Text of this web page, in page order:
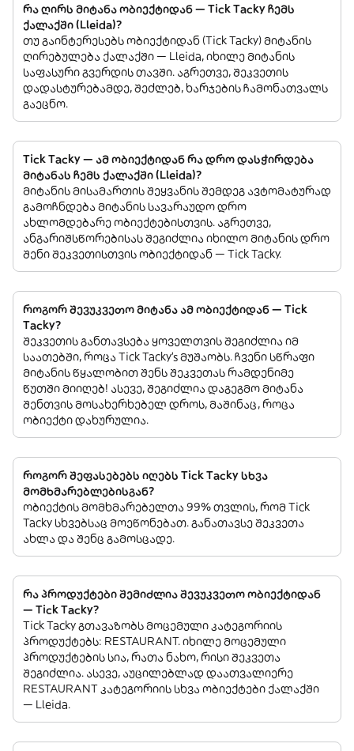
რა ღირს მიტანა ობიექტიდან — Tick Tacky ჩემს
ქალაქში (Lleida)?
თუ გაინტერესებს ობიექტიდან (Tick Tacky) მიტანის
ღირებულება ქალაქში — Lleida, იხილე მიტანის
საფასური გვერდის თავში. აგრეთვე, შეკვეთის
დადასტურებამდე, შეძლებ, ხარჯების ჩამონათვალს
გაეცნო.
Tick Tacky — ამ ობიექტიდან რა დრო დასჭირდება
მიტანას ჩემს ქალაქში (Lleida)?
მიტანის მისამართის შეყვანის შემდეგ ავტომატურად
გამოჩნდება მიტანის სავარაუდო დრო
ახლომდებარე ობიექტებისთვის. აგრეთვე,
ანგარიშსწორებისას შეგიძლია იხილო მიტანის დრო
შენი შეკვეთისთვის ობიექტიდან — Tick Tacky.
როგორ შევუკვეთო მიტანა ამ ობიექტიდან — Tick
Tacky?
შეკვეთის განთავსება ყოველთვის შეგიძლია იმ
საათებში, როცა Tick Tacky’s მუშაობს. ჩვენი სწრაფი
მიტანის წყალობით შენს შეკვეთას რამდენიმე
წუთში მიიღებ! ასევე, შეგიძლია დაგეგმო მიტანა
შენთვის მოსახერხებელ დროს, მაშინაც, როცა
ობიექტი დახურულია.
როგორ შეფასებებს იღებს Tick Tacky სხვა
მომხმარებლებისგან?
ობიექტის მომხმარებელთა 99% თვლის, რომ Tick
Tacky სხვებსაც მოეწონებათ. განათავსე შეკვეთა
ახლა და შენც გამოსცადე.
რა პროდუქტები შემიძლია შევუკვეთო ობიექტიდან
— Tick Tacky?
Tick Tacky გთავაზობს მოცემული კატეგორიის
პროდუქტებს: RESTAURANT. იხილე მოცემული
პროდუქტების სია, რათა ნახო, რისი შეკვეთა
შეგიძლია. ასევე, აუცილებლად დაათვალიერე
RESTAURANT კატეგორიის სხვა ობიექტები ქალაქში
— Lleida.